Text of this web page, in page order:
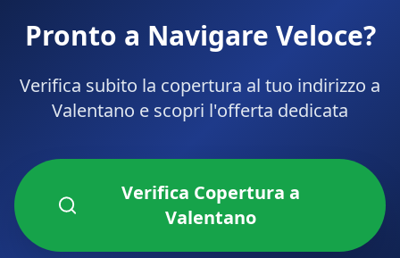
Pronto a Navigare Veloce?
Verifica subito la copertura al tuo indirizzo a
Valentano e scopri l'offerta dedicata
Verifica Copertura a
Valentano